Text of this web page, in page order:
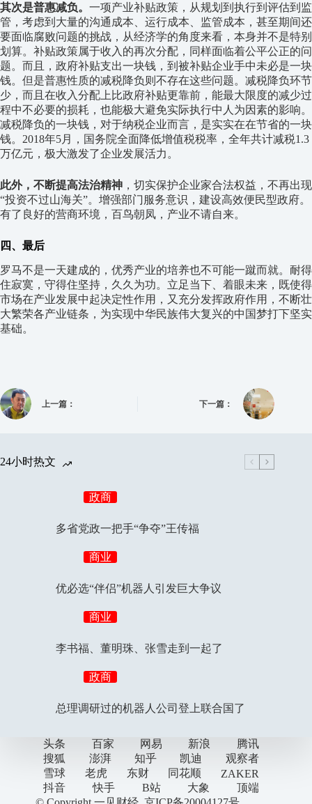
其次是普惠减负。 一项产业补贴政策，从规划到执行到评估到监
管，考虑到大量的沟通成本、运行成本、监管成本，甚至期间还
要面临腐败问题的挑战，从经济学的角度来看，本身并不是特别
划算。补贴政策属于收入的再次分配，同样面临着公平公正的问
题。而且，政府补贴支出一块钱，到被补贴企业手中未必是一块
钱。但是普惠性质的减税降负则不存在这些问题。减税降负环节
少，而且在收入分配上比政府补贴更靠前，能最大限度的减少过
程中不必要的损耗，也能极大避免实际执行中人为因素的影响。
减税降负的一块钱，对于纳税企业而言，是实实在在节省的一块
钱。2018年5月，国务院全面降低增值税税率，全年共计减税1.3
万亿元，极大激发了企业发展活力。
此外，不断提高法治精神 ，切实保护企业家合法权益，不再出现
“投资不过山海关”。增强部门服务意识，建设高效便民型政府。
有了良好的营商环境，百鸟朝凤，产业不请自来。
四、最后
罗马不是一天建成的，优秀产业的培养也不可能一蹴而就。耐得
住寂寞，守得住坚持，久久为功。立足当下、着眼未来，既使得
市场在产业发展中起决定性作用，又充分发挥政府作用，不断壮
大繁荣各产业链条，为实现中华民族伟大复兴的中国梦打下坚实
基础。
上一篇： 下一篇：
24小时热文
政商
多省党政一把手“争夺”王传福
商业
优必选“伴侣”机器人引发巨大争议
商业
李书福、董明珠、张雪走到一起了
政商
总理调研过的机器人公司登上联合国了
头条 百家 网易 新浪
腾讯
搜狐
澎湃 知乎 凯迪
观察者
雪球
老虎 东财 同花顺
ZAKER
抖音
快手 B站 大象
顶端